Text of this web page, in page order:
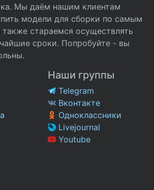
Мы даём нашим клиентам
модели для сборки по самым
стараемся осуществлять
сроки. Попробуйте - вы
Наши группы
Telegram
Вконтакте
Одноклассники
Livejournal
Youtube